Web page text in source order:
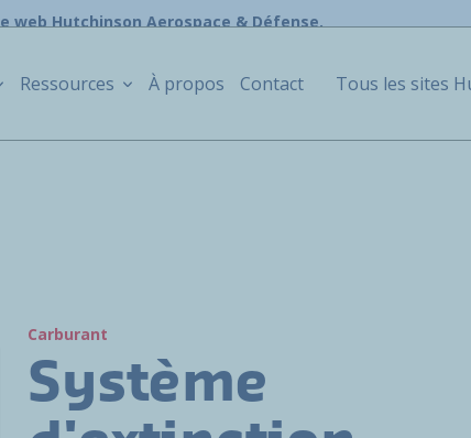
web Hutchinson Aerospace & Défense.
Ressources À propos Contact Tous les sites
Carburant
Système